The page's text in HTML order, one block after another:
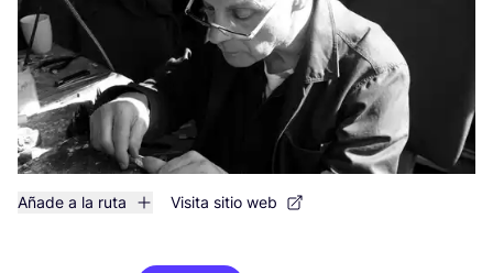
Añade a la ruta Visita sitio web